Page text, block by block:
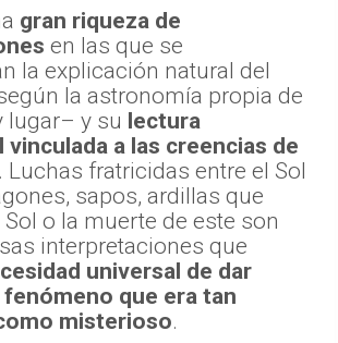
gran riqueza de
en las que se
la explicación natural del
la astronomía propia de
lugar– y su lectura
a las creencias de
. Luchas fratricidas entre el Sol
sapos, ardillas que
o la muerte de este son
interpretaciones que
universal de dar
que era tan
misterioso.